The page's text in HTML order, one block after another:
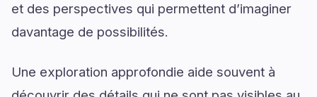
et des perspectives qui permettent d’imaginer
davantage de possibilités.
Une exploration approfondie aide souvent à